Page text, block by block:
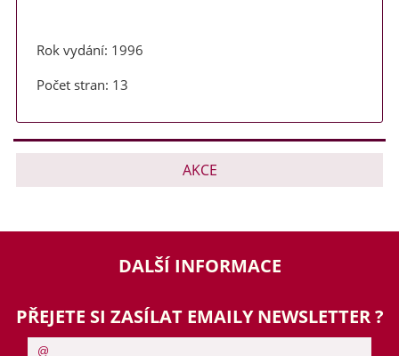
Rok vydání: 1996
Počet stran: 13
AKCE
DALŠÍ INFORMACE
PŘEJETE SI ZASÍLAT EMAILY NEWSLETTER ?